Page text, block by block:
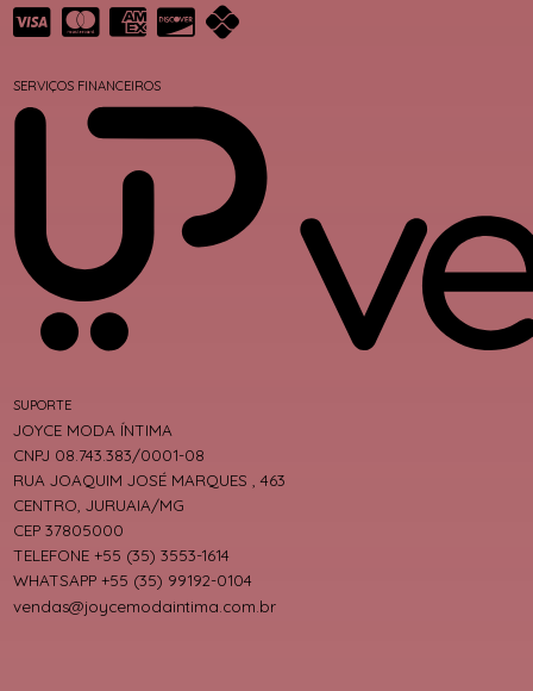
SERVIÇOS FINANCEIROS
SUPORTE
JOYCE MODA ÍNTIMA
CNPJ 08.743.383/0001-08
RUA JOAQUIM JOSÉ MARQUES , 463
CENTRO, JURUAIA/MG
CEP 37805000
TELEFONE +55 (35) 3553-1614
WHATSAPP +55 (35) 99192-0104
vendas@joycemodaintima.com.br